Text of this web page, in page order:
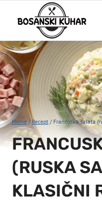
Home / Recept / Francuska salata
(RUSKA
KLASIČNI